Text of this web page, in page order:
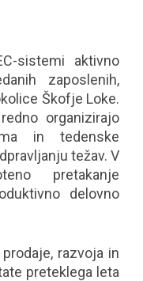
sistemi aktivno
zaposlenih,
Škofje Loke.
organizirajo
in tedenske
težav. V
pretakanje
delovno
razvoja in
preteklega leta